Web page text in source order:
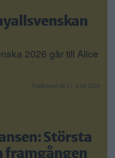
2026 går till Alice
Publicerad 08:17, 9 juli 2026
Största